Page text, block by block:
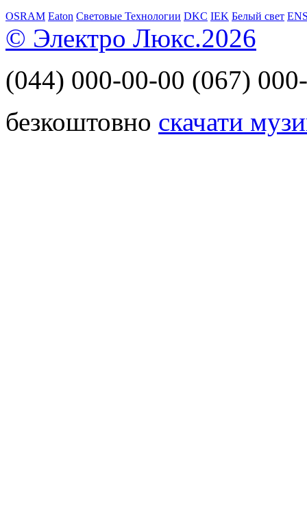
OSRAM Eaton Световые Технологии DKC IEK Белый свет
© Электро Люкс.2026
(044) 000-00-00 (067)
безкоштовно скачати